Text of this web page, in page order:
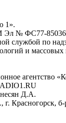
1».
Эл № ФС77-85036
службой по
и
агентство
Д.А.
г. Красногорск,